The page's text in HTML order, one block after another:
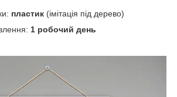
пластик (імітація під дерево)
1 робочий день